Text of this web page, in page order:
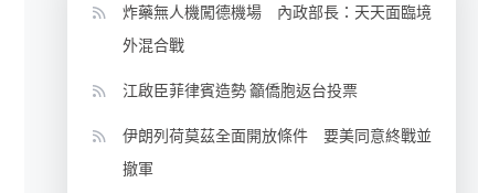
炸藥無人機闖德機場 內政部長：天天面臨境
外混合戰
江啟臣菲律賓造勢 籲僑胞返台投票
伊朗列荷莫茲全面開放條件 要美同意終戰並
撤軍